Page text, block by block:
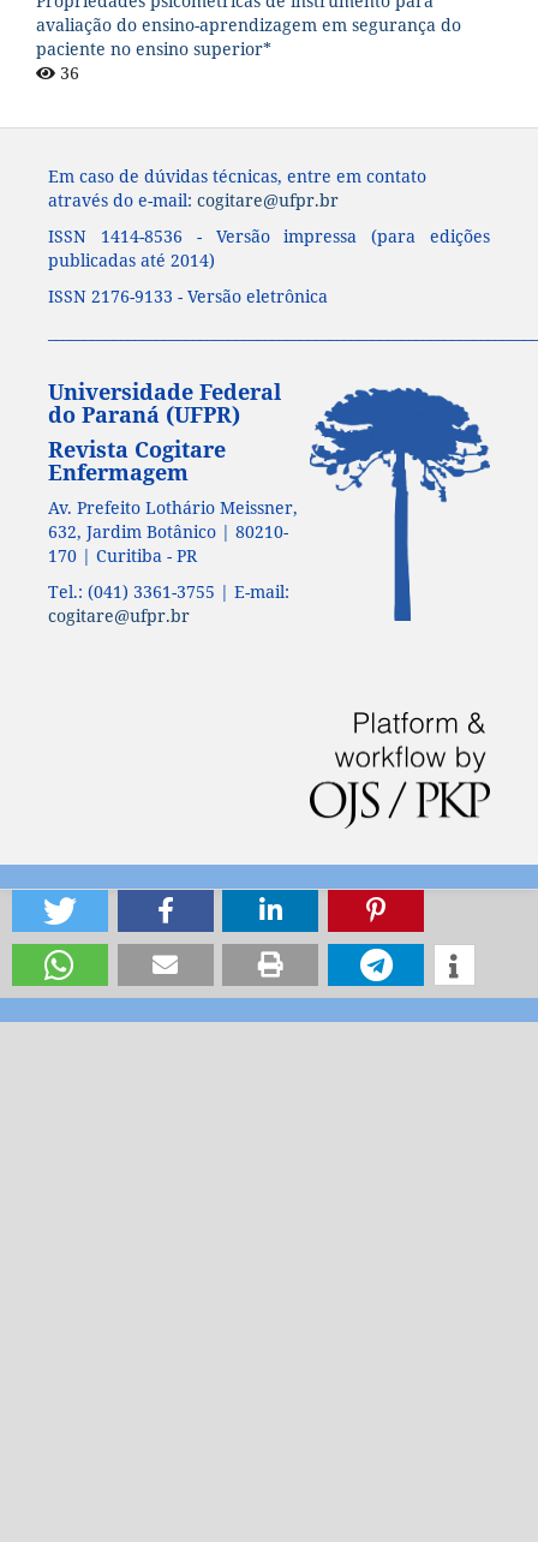
avaliação do ensino-aprendizagem em segurança do
paciente no ensino superior*
36
Em caso de dúvidas técnicas, entre em contato
através do e-mail: cogitare@ufpr.br
ISSN 1414-8536 - Versão impressa (para edições
publicadas até 2014)
ISSN 2176-9133 - Versão eletrônica
Universidade Federal
do Paraná (UFPR)
Revista Cogitare
Enfermagem
Av. Prefeito Lothário Meissner,
632, Jardim Botânico | 80210-
170 | Curitiba - PR
Tel.: (041) 3361-3755 | E-mail:
cogitare@ufpr.br